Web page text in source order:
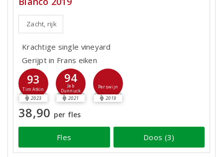
Zacht, rijk
Krachtige single vineyard
Gerijpt in Frans eiken
93
Tim Atkin
2023
94
Jeb
Dunnuck
2021
Perswijn
2019
38,90 per fles
Fles Doos (3)